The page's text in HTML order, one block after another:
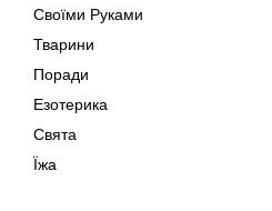
Своїми Руками
Тварини
Поради
Езотерика
Свята
Їжа